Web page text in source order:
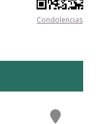
Condolencias